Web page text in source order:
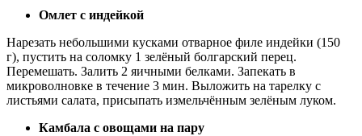
Омлет с индейкой
Нарезать небольшими кусками отварное филе индейки (150
г), пустить на соломку 1 зелёный болгарский перец.
Перемешать. Залить 2 яичными белками. Запекать в
микроволновке в течение 3 мин. Выложить на тарелку с
листьями салата, присыпать измельчённым зелёным луком.
Камбала с овощами на пару